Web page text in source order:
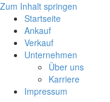
Zum Inhalt springen
Startseite
Ankauf
Verkauf
Unternehmen
Über uns
Karriere
Impressum